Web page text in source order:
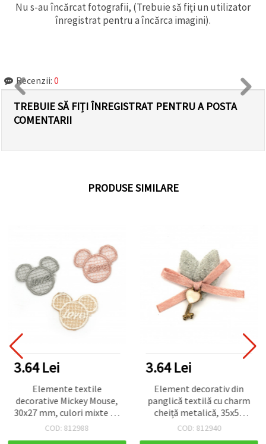
Nu s-au încărcat fotografii, (Trebuie să fiți un utilizator
înregistrat pentru a încărca imagini).
Recenzii: 0
TREBUIE SĂ FIȚI ÎNREGISTRAT PENTRU A POSTA
COMENTARII
PRODUSE SIMILARE
3.64 Lei
Elemente textile
decorative Mickey Mouse,
30x27 mm, culori mixte - 5
buc.
COD: 812988
3.64 Lei
Element decorativ din
panglică textilă cu charm
cheiță metalică, 35x50
mm, roz și argintiu - 2
COD: 812940